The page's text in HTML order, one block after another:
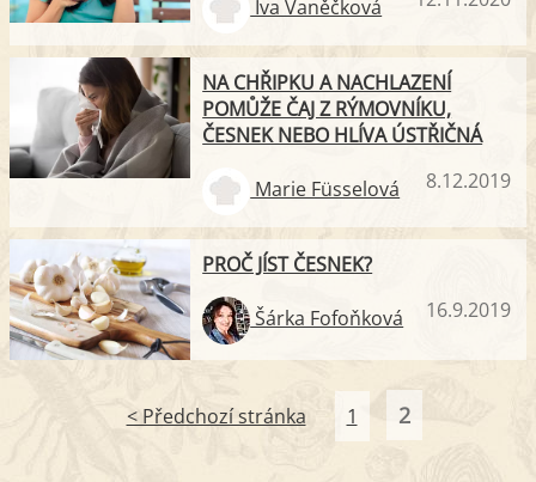
Iva Vaněčková
NA CHŘIPKU A NACHLAZENÍ
POMŮŽE ČAJ Z RÝMOVNÍKU,
ČESNEK NEBO HLÍVA ÚSTŘIČNÁ
Marie Füsselová 8.12.2019
PROČ JÍST ČESNEK?
Šárka Fofoňková 16.9.2019
< Předchozí stránka 1 2